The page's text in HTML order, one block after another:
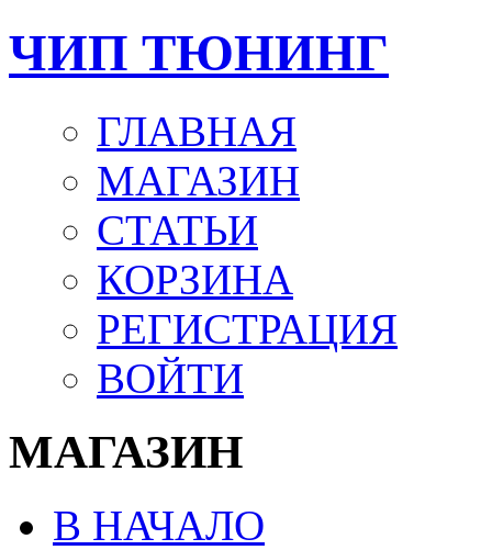
ЧИП ТЮНИНГ
ГЛАВНАЯ
МАГАЗИН
СТАТЬИ
КОРЗИНА
РЕГИСТРАЦИЯ
ВОЙТИ
МАГАЗИН
В НАЧАЛО